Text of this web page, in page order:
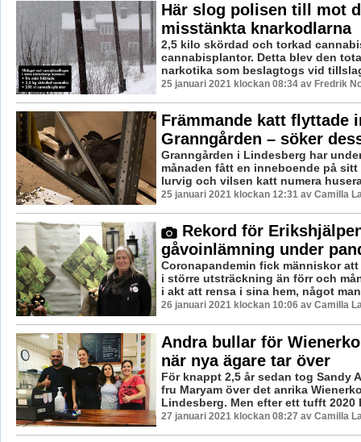
Här slog polisen till mot
misstänkta knarkodlarna
2,5 kilo skördad och torkad
cannabisplantor. Detta blev den
narkotika som beslagtogs vid
25 januari 2021 klockan 08:34 av Fredrik
Främmande katt flyttade
Granngården – söker
Granngården i Lindesberg har
månaden fått en inneboende på sitt
lurvig och vilsen katt numera
25 januari 2021 klockan 12:31 av Camilla
Rekord för
gåvoinlämning under
Coronapandemin fick människor att
i större utsträckning än förr och
i akt att rensa i sina hem, något
26 januari 2021 klockan 10:06 av Camilla
Andra bullar för
när nya ägare tar över
För knappt 2,5 år sedan tog Sandy
fru Maryam över det anrika
Lindesberg. Men efter ett tufft 2020
27 januari 2021 klockan 08:27 av Camilla